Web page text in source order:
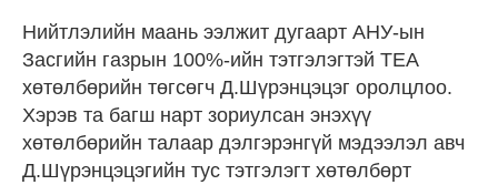
Нийтлэлийн маань ээлжит дугаарт АНУ-ын
Засгийн газрын 100%-ийн тэтгэлэгтэй TEA
хөтөлбөрийн төгсөгч Д.Шүрэнцэцэг оролцлоо.
Хэрэв та багш нарт зориулсан энэхүү
хөтөлбөрийн талаар дэлгэрэнгүй мэдээлэл авч
Д.Шүрэнцэцэгийн тус тэтгэлэгт хөтөлбөрт